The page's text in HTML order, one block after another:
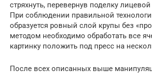
стряхнуть, перевернув поделку
При соблюдении правильной
образуется ровный слой крупы без
методом необходимо обработать все
картинку положить под пресс на
После всех описанных выше